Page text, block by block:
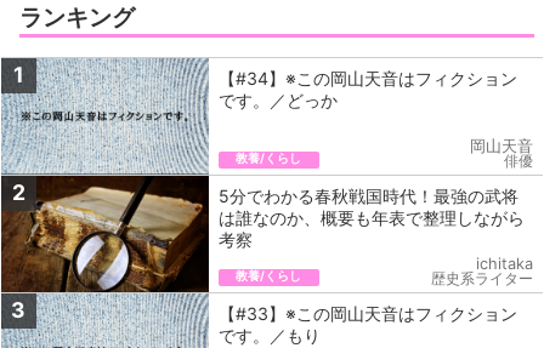
ランキング
1
【#34】※この岡山天音はフィクション
です。／どっか
教養/くらし
岡山天音
俳優
2
5分でわかる春秋戦国時代！最強の武将
は誰なのか、概要も年表で整理しながら
考察
教養/くらし
ichitaka
歴史系ライター
3
【#33】※この岡山天音はフィクション
です。／もり